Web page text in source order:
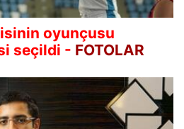
oyunçusu
seçildi - FOTOLAR